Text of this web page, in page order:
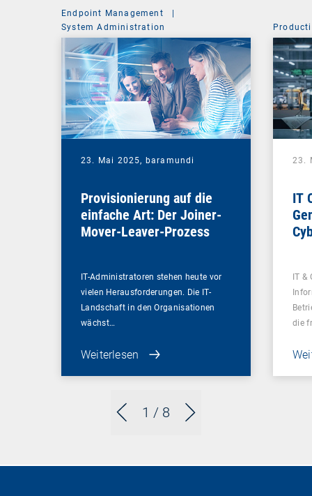
1 / 8
Endpoint Management
|
System Administration
23. Mai 2025, baramundi
Provisionierung auf die
einfache Art: Der Joiner-
Mover-Leaver-Prozess
IT-Administratoren stehen heute vor
vielen Herausforderungen. Die IT-
Landschaft in den Organisationen
wächst…
Weiterlesen
23.
IT
IT &
die